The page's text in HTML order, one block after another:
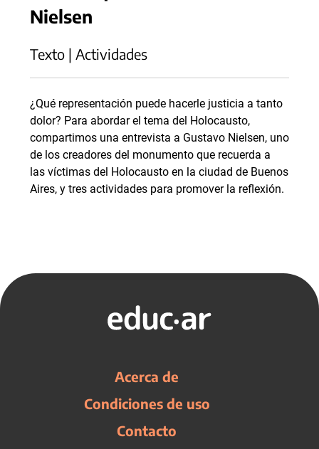
Nielsen
Texto | Actividades
¿Qué representación puede hacerle justicia a tanto
dolor? Para abordar el tema del Holocausto,
compartimos una entrevista a Gustavo Nielsen, uno
de los creadores del monumento que recuerda a
las víctimas del Holocausto en la ciudad de Buenos
Aires, y tres actividades para promover la reflexión.
Acerca de
Condiciones de uso
Contacto